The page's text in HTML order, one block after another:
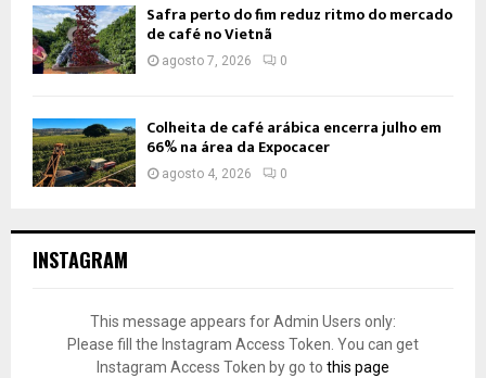
Safra perto do fim reduz ritmo do mercado
de café no Vietnã
agosto 7, 2026 0
Colheita de café arábica encerra julho em
66% na área da Expocacer
agosto 4, 2026 0
INSTAGRAM
This message appears for Admin Users only:
Please fill the Instagram Access Token. You can get
Instagram Access Token by go to this page